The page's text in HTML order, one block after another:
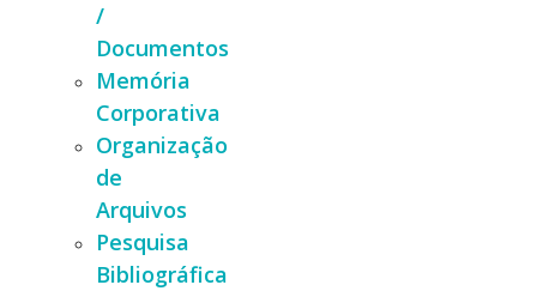
/
Documentos
Memória
Corporativa
Organização
de
Arquivos
Pesquisa
Bibliográfica